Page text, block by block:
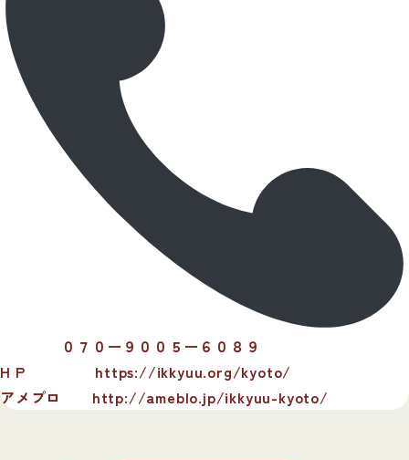
０７０ー９００５ー６０８９
H P https://ikkyuu.org/kyoto/
アメプロ http://ameblo.jp/ikkyuu-kyoto/